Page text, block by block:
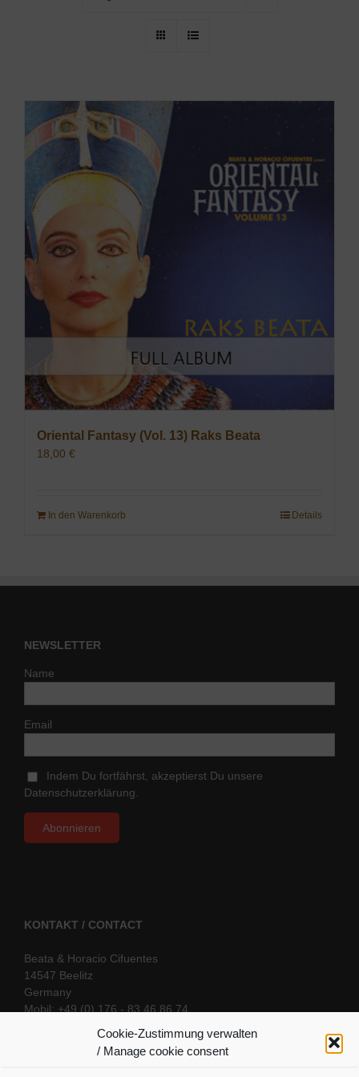
Cookie-Zustimmung verwalten
/ Manage cookie consent
Oriental Fantasy (Vol. 13) Raks Beata
18,00 €
In den Warenkorb Details
NEWSLETTER
Name
Email
Indem Du fortfährst, akzeptierst Du unsere
Datenschutzerklärung.
KONTAKT / CONTACT
Beata & Horacio Cifuentes
14547 Beelitz
Germany
Mobil: +49 (0) 176 - 83 46 86 74